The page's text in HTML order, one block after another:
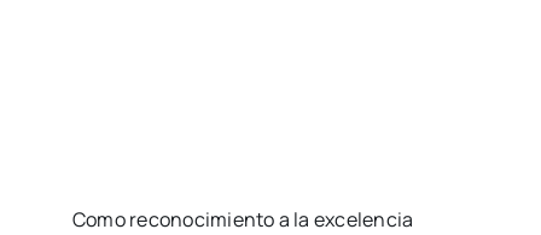
Como reconocimiento a la excelencia